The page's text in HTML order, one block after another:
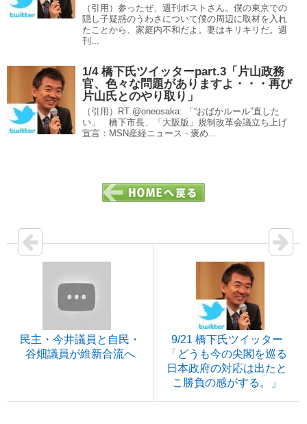
（引用）参ったぜ、週刊ポストさん。僕の東京での
隠し子疑惑のうわさについて僕の周辺に取材を入れ
たことから、家庭内不和だよ。妻はキリキリだ。週
刊...
1/4 橋下氏ツイッターpart.3「片山政務
官、色々な問題がありますよ・・・再び
片山氏とのやり取り」
（引用）RT @oneosaka: 「“おばかルール”直した
い」 橋下市長、「大阪版」規制改革会議立ち上げ
宣言：MSN産経ニュース - 褒め...
民主・今井議員と自民・
谷畑議員が維新合流へ
9/21 橋下氏ツイッター
「どうも今の尖閣を巡る
日本政府の対応は出たと
こ勝負の感がする。」